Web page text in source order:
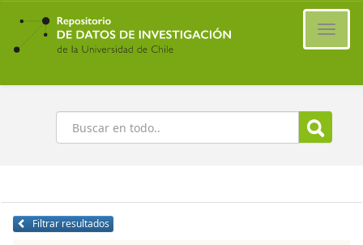
Ir
contenido
principal
Buscar
Filtrar resultados